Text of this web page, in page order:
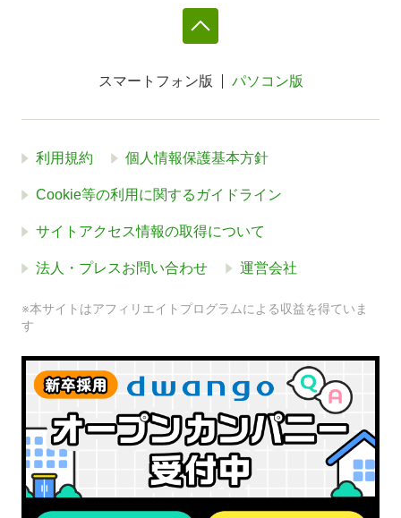
スマートフォン版 パソコン版
利用規約 個人情報保護基本方針
Cookie等の利用に関するガイドライン
サイトアクセス情報の取得について
法人・プレスお問い合わせ 運営会社
※本サイトはアフィリエイトプログラムによる収益を得ていま
す